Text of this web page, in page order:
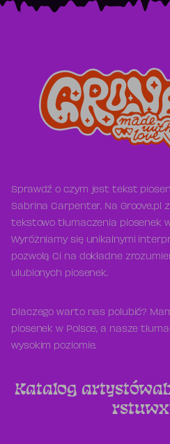
Sprawdź o czym jest tekst
Sabrina Carpenter. Na Groove.pl
tekstowo tłumaczenia piosenek
Wyróżniamy się unikalnymi
pozwolą Ci na dokładne
ulubionych piosenek.
Dlaczego warto nas polubić?
piosenek w Polsce, a nasze
wysokim poziomie.
Katalog artystówa
rstuwx